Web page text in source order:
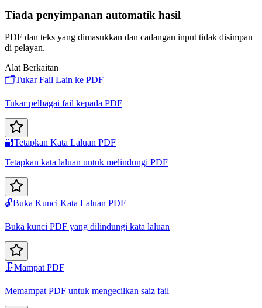
Tiada penyimpanan automatik hasil
PDF dan teks yang dimasukkan dan cadangan input tidak disimpan
di pelayan.
Alat Berkaitan
🗂️Tukar Fail Lain ke PDF
Tukar pelbagai fail kepada PDF
🔐Tetapkan Kata Laluan PDF
Tetapkan kata laluan untuk melindungi PDF
🔓Buka Kunci Kata Laluan PDF
Buka kunci PDF yang dilindungi kata laluan
🗜️Mampat PDF
Memampat PDF untuk mengecilkan saiz fail